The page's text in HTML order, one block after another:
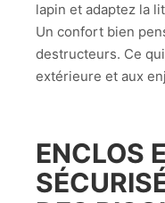
lapin et adaptez la
Un confort bien
destructeurs. Ce
extérieure et aux
ENCLOS